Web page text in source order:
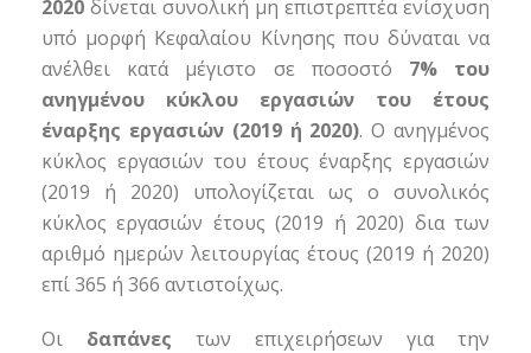
2020 δίνεται συνολική μη επιστρεπτέα ενίσχυση
υπό μορφή Κεφαλαίου Κίνησης που δύναται να
ανέλθει κατά μέγιστο σε ποσοστό
7% του
ανηγμένου κύκλου εργασιών του έτους
έναρξης εργασιών (2019 ή 2020). Ο ανηγμένος
κύκλος εργασιών του έτους έναρξης εργασιών
(2019 ή 2020) υπολογίζεται ως ο συνολικός
κύκλος εργασιών έτους (2019 ή 2020) δια των
αριθμό ημερών λειτουργίας έτους (2019 ή 2020)
επί 365 ή 366 αντιστοίχως.
Οι δαπάνες των επιχειρήσεων για την